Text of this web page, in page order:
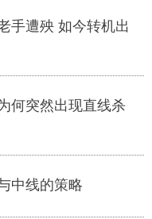
手遭殃 如今转机出
何突然出现直线杀
中线的策略